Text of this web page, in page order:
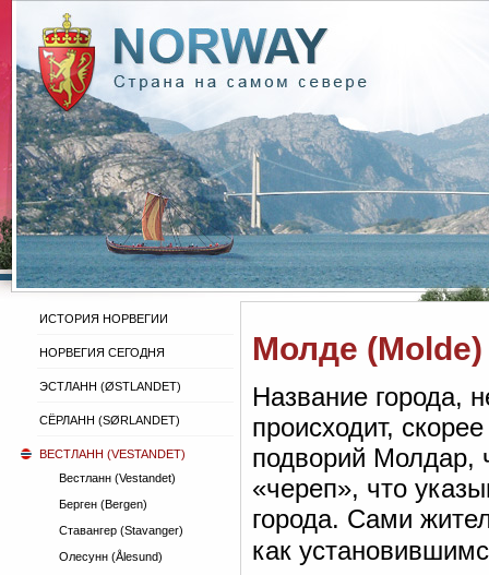
ИСТОРИЯ НОРВЕГИИ
НОРВЕГИЯ СЕГОДНЯ
ЭСТЛАНН (ØSTLANDET)
СЁРЛАНН (SØRLANDET)
ВЕСТЛАНН (VESTANDET)
Вестланн (Vestandet)
Берген (Bergen)
Ставангер (Stavanger)
Олесунн (Ålesund)
Молде (Molde)
Название города,
происходит,
подворий Молдар,
«череп», что
города. Сами
как